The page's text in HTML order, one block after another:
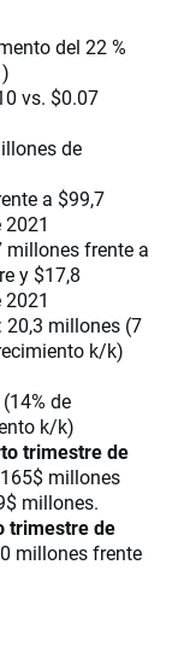
del 22 %
vs. $0.07
de
a $99,7
millones frente a
y $17,8
: 20,3 millones (7
k/k)
de
k/k)
trimestre de
millones
millones.
trimestre de
millones frente